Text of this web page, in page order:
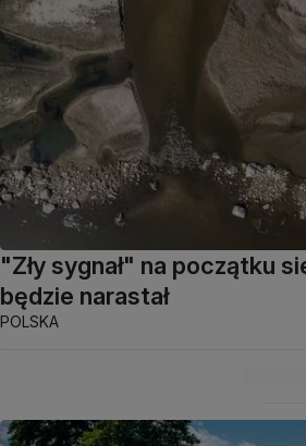
"Zły sygnał" na początku
będzie narastał
POLSKA